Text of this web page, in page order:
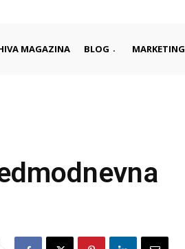
MAGAZINA BLOG MARKETING